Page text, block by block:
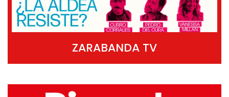
ZARABANDA TV